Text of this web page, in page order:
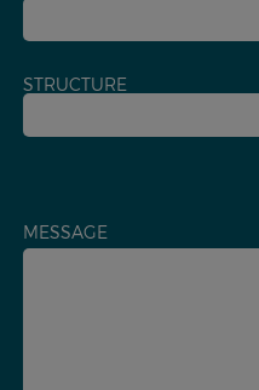
STRUCTURE
MESSAGE